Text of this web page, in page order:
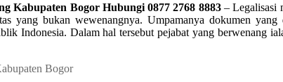
Kabupaten Bogor Hubungi 0877 2768 8883– Legalisasi
yang bukan wewenangnya. Umpamanya dokumen
Indonesia. Dalam hal tersebut pejabat yang berwenang